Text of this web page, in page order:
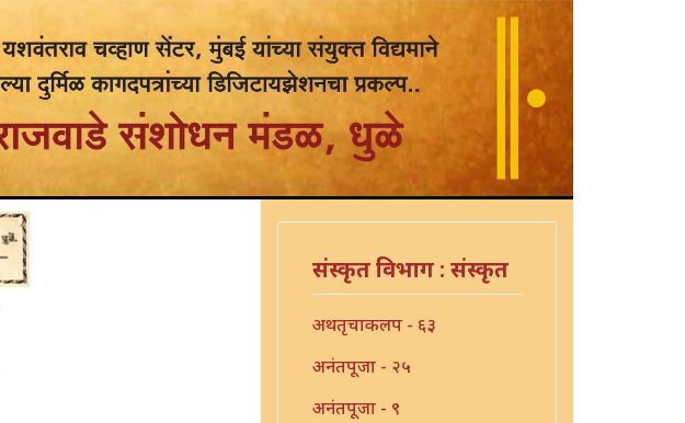
संस्कृत विभाग : संस्कृत
अथतृचाकलप - ६३
अनंतपूजा - २५
अनंतपूजा - ९